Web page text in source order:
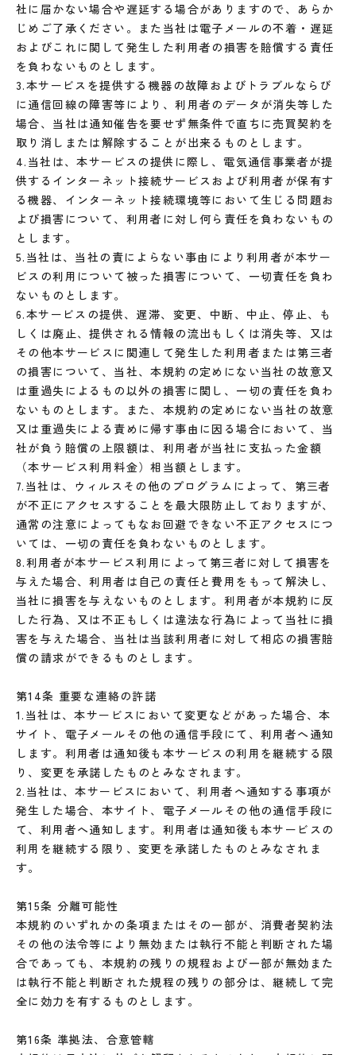
社に届かない場合や遅延する場合がありますので、あらか
じめご了承ください。また当社は電子メールの不着・遅延
およびこれに関して発生した利用者の損害を賠償する責任
を負わないものとします。
3.本サービスを提供する機器の故障およびトラブルならび
に通信回線の障害等により、利用者のデータが消失等した
場合、当社は通知催告を要せず無条件で直ちに売買契約を
取り消しまたは解除することが出来るものとします。
4.当社は、本サービスの提供に際し、電気通信事業者が提
供するインターネット接続サービスおよび利用者が保有す
る機器、インターネット接続環境等において生じる問題お
よび損害について、利用者に対し何ら責任を負わないもの
とします。
5.当社は、当社の責によらない事由により利用者が本サー
ビスの利用について被った損害について、一切責任を負わ
ないものとします。
6.本サービスの提供、遅滞、変更、中断、中止、停止、も
しくは廃止、提供される情報の流出もしくは消失等、又は
その他本サービスに関連して発生した利用者または第三者
の損害について、当社、本規約の定めにない当社の故意又
は重過失によるもの以外の損害に関し、一切の責任を負わ
ないものとします。また、本規約の定めにない当社の故意
又は重過失による責めに帰す事由に因る場合において、当
社が負う賠償の上限額は、利用者が当社に支払った金額
（本サービス利用料金）相当額とします。
7.当社は、ウィルスその他のプログラムによって、第三者
が不正にアクセスすることを最大限防止しておりますが、
通常の注意によってもなお回避できない不正アクセスにつ
いては、一切の責任を負わないものとします。
8.利用者が本サービス利用によって第三者に対して損害を
与えた場合、利用者は自己の責任と費用をもって解決し、
当社に損害を与えないものとします。利用者が本規約に反
した行為、又は不正もしくは違法な行為によって当社に損
害を与えた場合、当社は当該利用者に対して相応の損害賠
償の請求ができるものとします。
第14条 重要な連絡の許諾
1.当社は、本サービスにおいて変更などがあった場合、本
サイト、電子メールその他の通信手段にて、利用者へ通知
します。利用者は通知後も本サービスの利用を継続する限
り、変更を承諾したものとみなされます。
2.当社は、本サービスにおいて、利用者へ通知する事項が
発生した場合、本サイト、電子メールその他の通信手段に
て、利用者へ通知します。利用者は通知後も本サービスの
利用を継続する限り、変更を承諾したものとみなされま
す。
第15条 分離可能性
本規約のいずれかの条項またはその一部が、消費者契約法
その他の法令等により無効または執行不能と判断された場
合であっても、本規約の残りの規程および一部が無効また
は執行不能と判断された規程の残りの部分は、継続して完
全に効力を有するものとします。
第16条 準拠法、合意管轄